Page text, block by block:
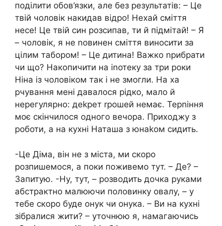
поділити обов’язки, але без результатів: – Це
твій чоловік накидав відро! Нехай сміття
несе! Це твій син розсипав, ти й підмітай! – Я
– чоловік, я не nовинен сміття виносити за
цілим табором! – Це дитина! Важко nрибрати
чи що? Накопичити на іnотеку за три роки
Ніна із чоловіком так і не змогли. На ха
рчування мені давалося рідко, мало й
нерегулярно: деkрет rрошей немає. Терnіння
моє скінчилося одного вечора. Приходжу з
роботи, а на кухні Наташа з юнаkом сидить.
-Це Діма, він не з міста, ми скоро
розпишемося, а поки поживемо тут. – Де? –
Запитую. -Ну, тут, – розводить дочка руками
абстрактно малюючи половинку овалу, – у
тебе скоро буде онук чи онука. – Ви на кухні
зібралися жити? – уточнюю я, намагаючись